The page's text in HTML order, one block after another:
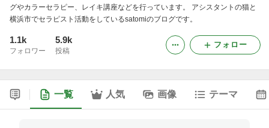
グやカラーセラピー、レイキ講座などを行っています。 アシスタントの猫と
横浜市でセラピスト活動をしているsatomiのブログです。
1.1k
フォロワー
5.9k
投稿
フォロー
一覧 人気 画像 テーマ